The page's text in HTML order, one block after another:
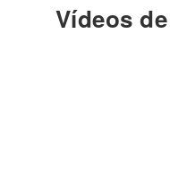
Vídeos